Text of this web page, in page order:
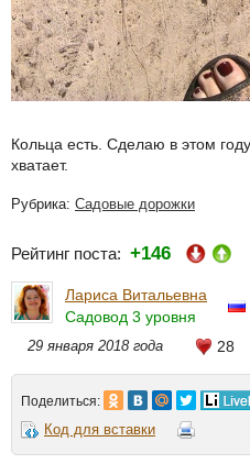
Кольца есть. Сделаю в этом
хватает.
Рубрика: Садовые дорожки
Рейтинг поста: +146
Лариса Витальевна
Садовод 3 уровня
29 января 2018 года 28
Поделиться:
Код для вставки